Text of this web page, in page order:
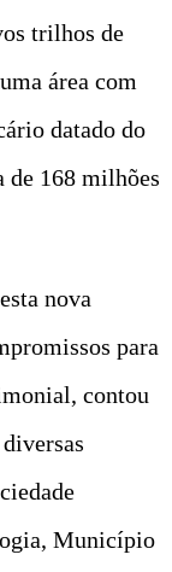
trilhos de
área com
datado do
de 168 milhões
nova
para
contou
Município